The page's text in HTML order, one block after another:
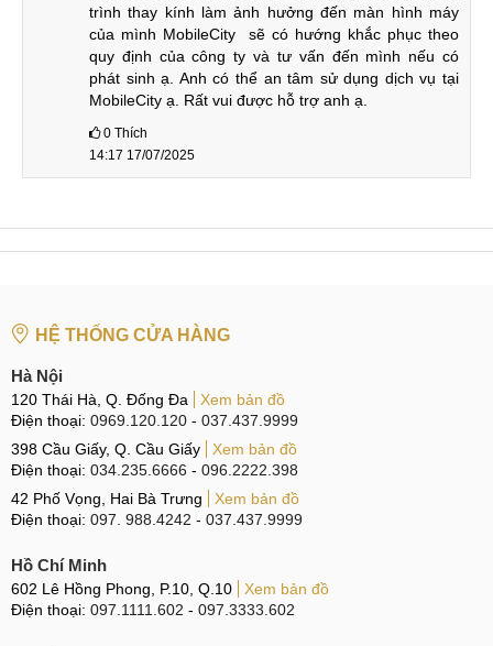
Nguyên nhân mặt kính iPhone 13 hư hỏng
Rơi rớt từ trên cao là nguyên nhân thường gặp nhất
Va đập mạnh với vật cứng cũng là nguyên nhân khiến
mặt kính màn hình iPhone 13 bị tổn hại.
kính.
Sau thời gian dài sử dụng, mặt kính có thể xuất hiện
các vết xước, giảm khả năng chịu lực và dễ hư hỏng hơn
khi có tác động ngoại lực.
Thay màn hình và thay mặt kính khác nhau
thế nào?
iPhone 13 và ép kính. Thực tế, đây là hai phương án sửa
chữa áp dụng cho những tình trạng hư hỏng khác nhau.
trình thay kính làm ảnh hưởng đến màn hình máy
của mình MobileCity  sẽ có hướng khắc phục theo
quy định của công ty và tư vấn đến mình nếu có
phát sinh ạ. Anh có thể an tâm sử dụng dịch vụ tại
MobileCity ạ. Rất vui được hỗ trợ anh ạ.
0 Thích
14:17 17/07/2025
HỆ THỐNG CỬA HÀNG
Hà Nội
120 Thái Hà, Q. Đống Đa
Xem bản đồ
Điện thoại: 0969.120.120 - 037.437.9999
398 Cầu Giấy, Q. Cầu Giấy
Xem bản đồ
Điện thoại: 034.235.6666 - 096.2222.398
42 Phố Vọng, Hai Bà Trưng
Xem bản đồ
Điện thoại: 097. 988.4242 - 037.437.9999
Hồ Chí Minh
602 Lê Hồng Phong, P.10, Q.10
Xem bản đồ
Điện thoại: 097.1111.602 - 097.3333.602